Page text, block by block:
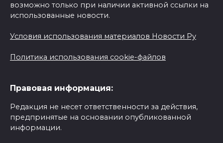
возможно только при наличии активной ссылки на
использованные новости.
Условия использования материалов Новости Ру
Политика использования cookie-файлов
Правовая информация:
Редакция не несет ответственности за действия,
предпринятые на основании опубликованной
информации.